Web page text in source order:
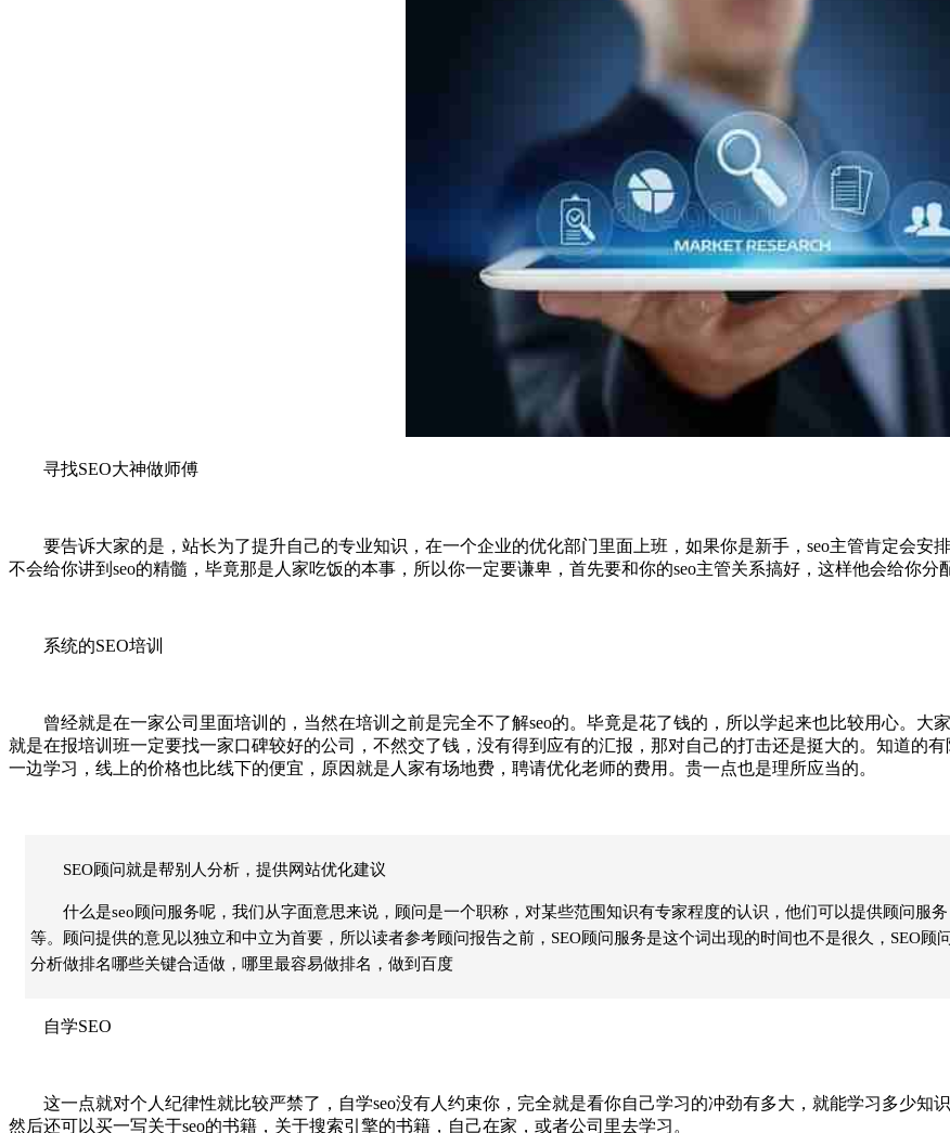
寻找SEO大神做师傅
要告诉大家的是，站长为了提升自己的专业知识，在一个企业的优化部门里面上班，如果你是新手，seo主管肯定会安
不会给你讲到seo的精髓，毕竟那是人家吃饭的本事，所以你一定要谦卑，首先要和你的seo主管关系搞好，这样他会给你分配
系统的SEO培训
曾经就是在一家公司里面培训的，当然在培训之前是完全不了解seo的。毕竟是花了钱的，所以学起来也比较用心。大
就是在报培训班一定要找一家口碑较好的公司，不然交了钱，没有得到应有的汇报，那对自己的打击还是挺大的。知道的
一边学习，线上的价格也比线下的便宜，原因就是人家有场地费，聘请优化老师的费用。贵一点也是理所应当的。
SEO顾问就是帮别人分析，提供网站优化建议
什么是seo顾问服务呢，我们从字面意思来说，顾问是一个职称，对某些范围知识有专家程度的认识，他们可以提供顾问服
等。顾问提供的意见以独立和中立为首要，所以读者参考顾问报告之前，SEO顾问服务是这个词出现的时间也不是很久，SEO顾
分析做排名哪些关键合适做，哪里最容易做排名，做到百度
自学SEO
这一点就对个人纪律性就比较严禁了，自学seo没有人约束你，完全就是看你自己学习的冲劲有多大，就能学习多少知识
然后还可以买一写关于seo的书籍，关于搜索引擎的书籍，自己在家，或者公司里去学习。